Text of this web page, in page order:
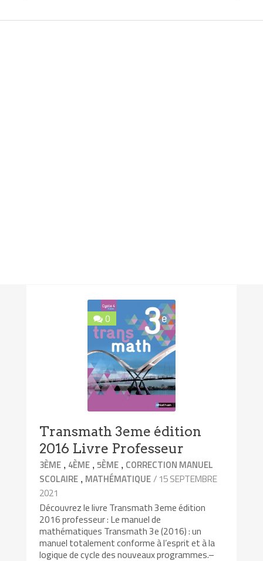
0
Transmath 3eme édition
2016 Livre Professeur
3ÈME , 4ÈME ,5ÈME , CORRECTION MANUEL
SCOLAIRE , MATHÉMATIQUE/ 15 SEPTEMBRE
2021
Découvrez le livre Transmath 3eme édition
2016 professeur : Le manuel de
mathématiques Transmath 3e (2016) : un
manuel totalement conforme à l’esprit et à la
logique de cycle des nouveaux programmes.–